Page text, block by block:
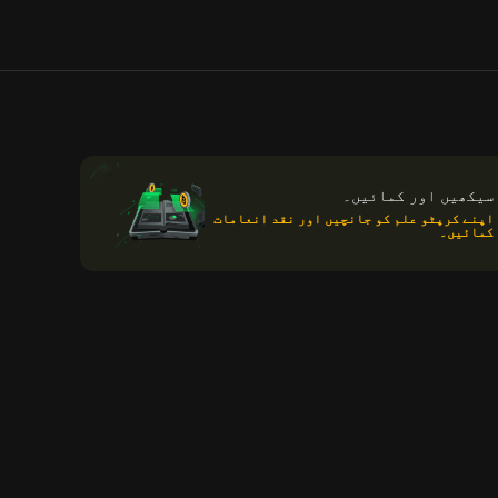
سیکھیں اور کمائیں۔
اپنے کرپٹو علم کو جانچیں اور نقد انعامات
کمائیں۔